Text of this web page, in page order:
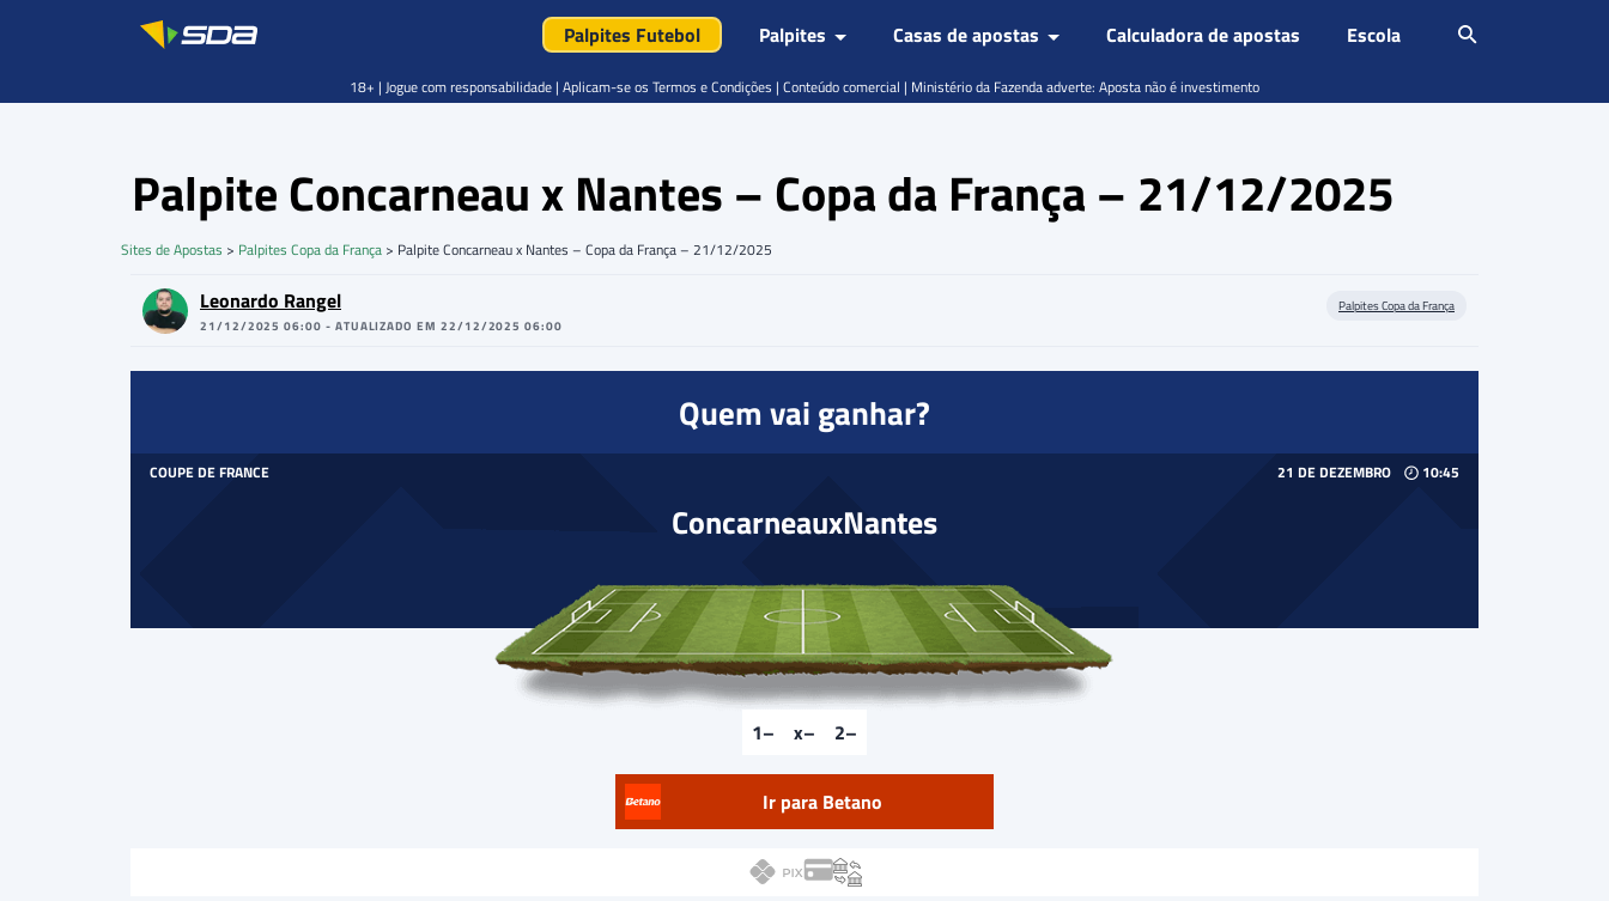
Palpites Futebol Palpites Casas de apostas Calculadora de apostas Escola
Palpite Concarneau x Nantes – Copa da França – 21/12/2025
Sites de Apostas > Palpites Copa da França > Palpite Concarneau x Nantes – Copa da França – 21/12/2025
Leonardo Rangel
21/12/2025 06:00 - ATUALIZADO EM 22/12/2025 06:00
Palpites Copa da França
Quem vai ganhar?
COUPE DE FRANCE 21 DE DEZEMBRO 10:45
ConcarneauxNantes
– – –
Ir para Betano
18+ | Jogue com responsabilidade | Aplicam-se os Termos e Condições | Conteúdo comercial | Ministério da Fazenda adverte: Aposta não é investimento